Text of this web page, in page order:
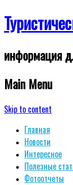
информация
Main Menu
Skip to content
Главная
Новости
Интересное
Полезные
Фотоотчеты